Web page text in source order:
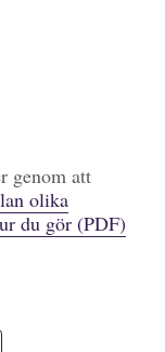
genom att
olika
du gör (PDF)